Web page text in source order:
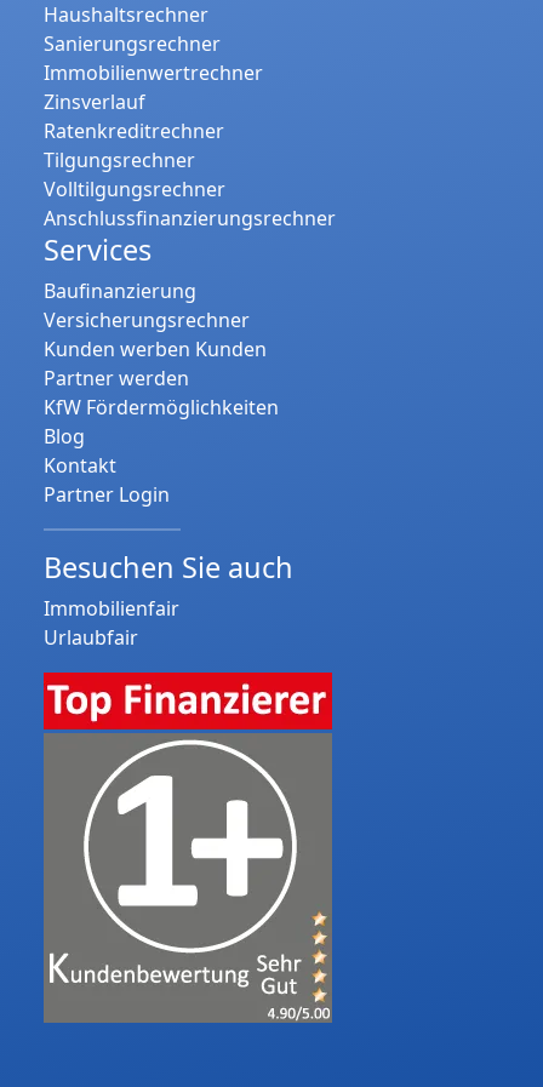
Haushaltsrechner
Sanierungsrechner
Immobilienwertrechner
Zinsverlauf
Ratenkreditrechner
Tilgungsrechner
Volltilgungsrechner
Anschlussfinanzierungsrechner
Services
Baufinanzierung
Versicherungsrechner
Kunden werben Kunden
Partner werden
KfW Fördermöglichkeiten
Blog
Kontakt
Partner Login
Besuchen Sie auch
Immobilienfair
Urlaubfair